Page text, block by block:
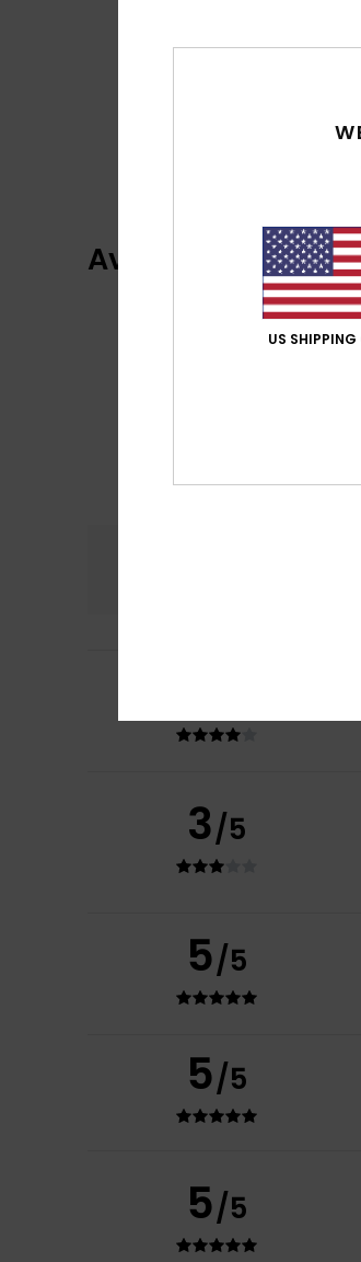
Avis clients
3/5
5/5
5/5
5/5
US SHIPPING